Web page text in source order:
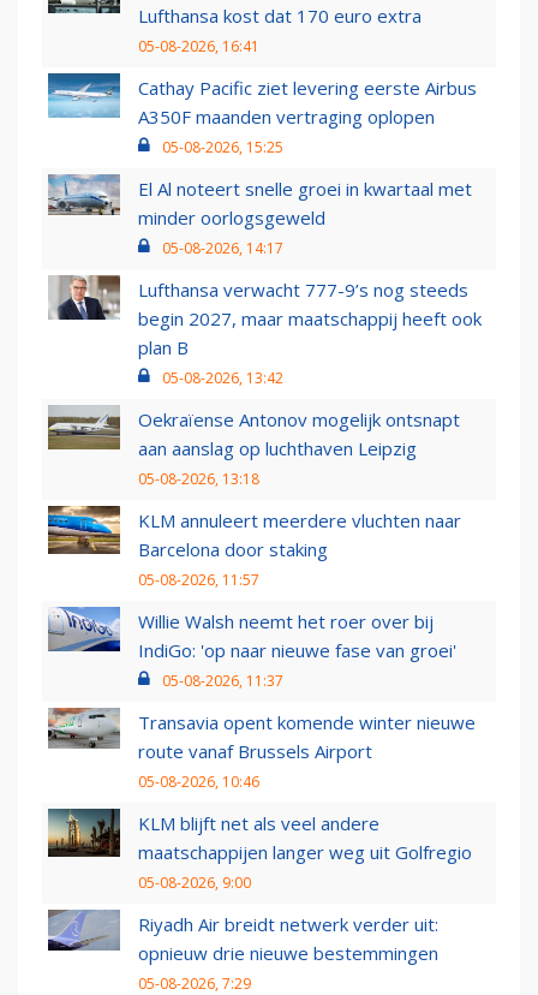
Lufthansa kost dat 170 euro extra
05-08-2026, 16:41
Cathay Pacific ziet levering eerste Airbus
A350F maanden vertraging oplopen
05-08-2026, 15:25
El Al noteert snelle groei in kwartaal met
minder oorlogsgeweld
05-08-2026, 14:17
Lufthansa verwacht 777-9’s nog steeds
begin 2027, maar maatschappij heeft ook
plan B
05-08-2026, 13:42
Oekraïense Antonov mogelijk ontsnapt
aan aanslag op luchthaven Leipzig
05-08-2026, 13:18
KLM annuleert meerdere vluchten naar
Barcelona door staking
05-08-2026, 11:57
Willie Walsh neemt het roer over bij
IndiGo: 'op naar nieuwe fase van groei'
05-08-2026, 11:37
Transavia opent komende winter nieuwe
route vanaf Brussels Airport
05-08-2026, 10:46
KLM blijft net als veel andere
maatschappijen langer weg uit Golfregio
05-08-2026, 9:00
Riyadh Air breidt netwerk verder uit:
opnieuw drie nieuwe bestemmingen
05-08-2026, 7:29